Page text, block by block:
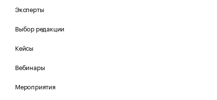
Эксперты
Выбор редакции
Кейсы
Вебинары
Мероприятия